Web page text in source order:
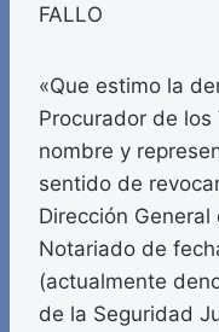
FALLO
«Que estimo la
Procurador de los
nombre y
sentido de
Dirección
Notariado de
(actualmente
de la Seguridad